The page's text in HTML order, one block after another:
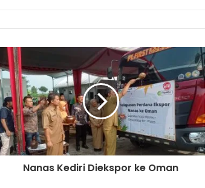
Nanas Kediri Diekspor ke Oman